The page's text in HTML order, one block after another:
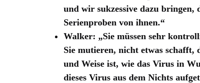
und wir sukzessive dazu bringen,
Serienproben von ihnen.“
Walker: „Sie müssen sehr
Sie mutieren, nicht etwas
und Weise ist, wie das Virus in
dieses Virus aus dem Nichts